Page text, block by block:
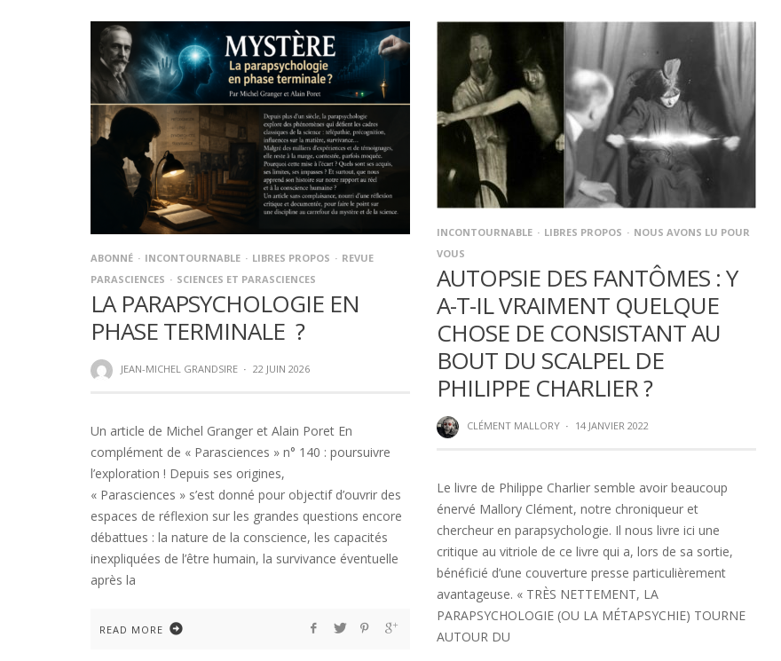
ABONNÉ INCONTOURNABLE LIBRES PROPOS
REVUE
PARASCIENCES
SCIENCES ET PARASCIENCES
LA PARAPSYCHOLOGIE EN
PHASE TERMINALE ?
JEAN-MICHEL GRANDSIRE · 22 JUIN 2026
Un article de Michel Granger et Alain Poret En
complément de « Parasciences » n° 140 : poursuivre
l’exploration ! Depuis ses origines,
« Parasciences » s’est donné pour objectif d’ouvrir des
espaces de réflexion sur les grandes questions encore
débattues : la nature de la conscience, les capacités
inexpliquées de l’être humain, la survivance éventuelle
après la
READ MORE
INCONTOURNABLE LIBRES PROPOS
NOUS AVONS LU POUR
VOUS
AUTOPSIE DES FANTÔMES : Y
A-T-IL VRAIMENT QUELQUE
CHOSE DE CONSISTANT AU
BOUT DU SCALPEL DE
PHILIPPE CHARLIER ?
CLÉMENT MALLORY · 14 JANVIER 2022
Le livre de Philippe Charlier semble avoir beaucoup
énervé Mallory Clément, notre chroniqueur et
chercheur en parapsychologie. Il nous livre ici une
critique au vitriole de ce livre qui a, lors de sa sortie,
bénéficié d’une couverture presse particulièrement
avantageuse. « TRÈS NETTEMENT, LA
PARAPSYCHOLOGIE (OU LA MÉTAPSYCHIE) TOURNE
AUTOUR DU